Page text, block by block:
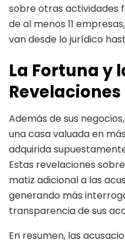
sobre otras actividades
de al menos 11
van desde lo jurídico
La Fortuna y
Además de sus
una casa valuada en
adquirida
Estas revelaciones
matiz adicional a las
generando más
transparencia de sus
En resumen, las